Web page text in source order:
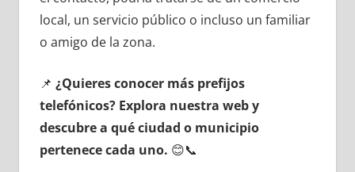
local, un servicio público ο incluso un familiar
ο amigo dе la zona.
📌 ¿Quieres conocer mа́s prefijos
telefónicos? Explora nuestra web у
descubre а qué ciudad ο municipio
pertenece cada uno. 😊📞